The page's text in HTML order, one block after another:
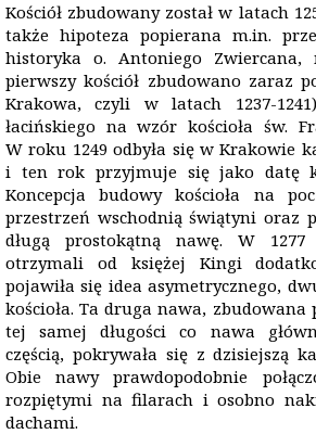
Kościół zbudowany został w latach
także hipoteza popierana m.in.
historyka o. Antoniego
pierwszy kościół zbudowano zaraz
Krakowa, czyli w latach 1237-
łacińskiego na wzór kościoła św.
W roku 1249 odbyła się w Krakowie
i ten rok przyjmuje się jako datę
Koncepcja budowy kościoła na
przestrzeń wschodnią świątyni oraz
długą prostokątną nawę. W
otrzymali od księżej Kingi
pojawiła się idea asymetrycznego,
kościoła. Ta druga nawa, zbudowana
tej samej długości co nawa
częścią, pokrywała się z dzisiejszą
Obie nawy prawdopodobnie
rozpiętymi na filarach i osobno
dachami.